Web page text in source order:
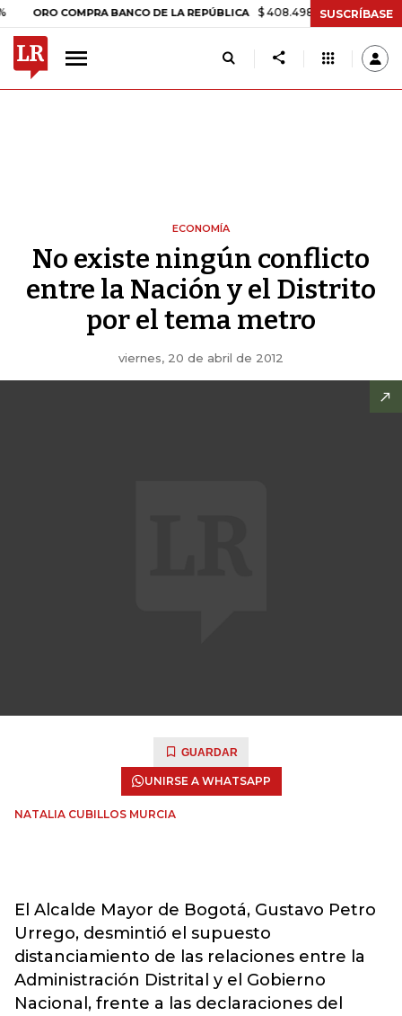
COMPRA BANCO DE LA REPÚBLICA $ 408.498,97 +$ 8.753,81 +2,19%
SUSCRÍBASE
ECONOMÍA
No existe ningún conflicto
entre la Nación y el Distrito
por el tema metro
viernes, 20 de abril de 2012
GUARDAR
UNIRSE A WHATSAPP
NATALIA CUBILLOS MURCIA
El Alcalde Mayor de Bogotá, Gustavo Petro
Urrego, desmintió el supuesto
distanciamiento de las relaciones entre la
Administración Distrital y el Gobierno
Nacional, frente a las declaraciones del